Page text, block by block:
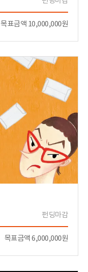
목표금액 10,000,000원
펀딩마감
목표금액 6,000,000원